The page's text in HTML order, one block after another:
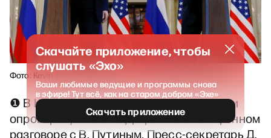
Фото: Kevin Lamarque / Reuters
❶ В Кремле отказались подтвердить или
опровергнуть слова Д. Трампа о телефонном
разговоре с В. Путиным. Пресс-секретарь Д.
Скачайте приложение, чтобы
слушать «Эхо»
Ваши любимые ведущие и программы снова
в эфире! Тут всё, как на старом добром «Эхе»
Скачать приложение